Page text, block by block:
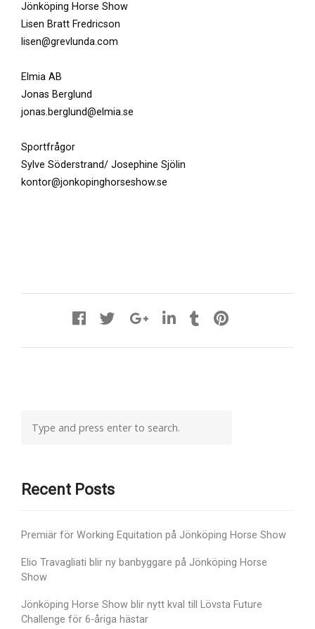
Jönköping Horse Show
Lisen Bratt Fredricson
lisen@grevlunda.com
Elmia AB
Jonas Berglund
jonas.berglund@elmia.se
Sportfrågor
Sylve Söderstrand/ Josephine Sjölin
kontor@jonkopinghorseshow.se
Recent Posts
Premiär för Working Equitation på Jönköping Horse Show
Elio Travagliati blir ny banbyggare på Jönköping Horse
Show
Jönköping Horse Show blir nytt kval till Lövsta Future
Challenge för 6-åriga hästar